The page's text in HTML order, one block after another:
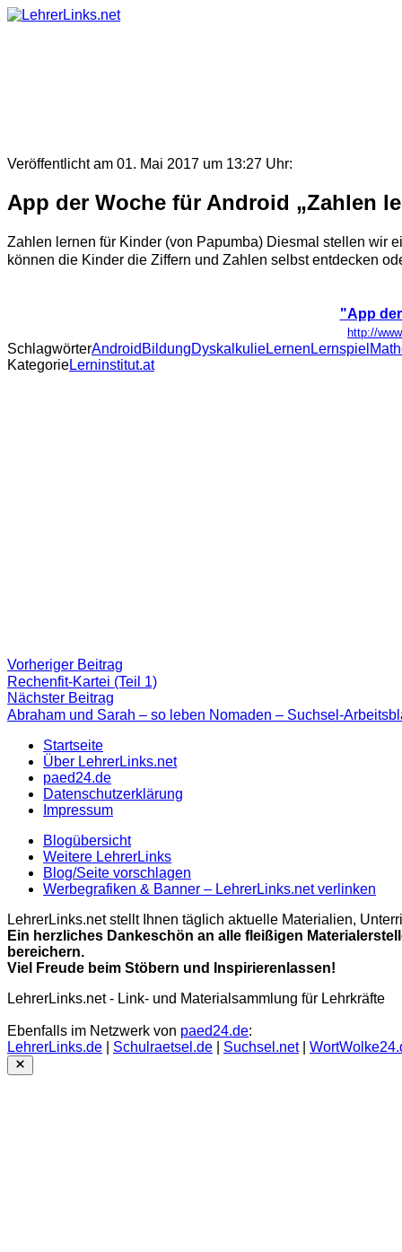
Skip
Veröffentlicht am 01. Mai 2017 um 13:27 Uhr:
App der Woche für Android „Zahlen
Zahlen lernen für Kinder (von Papumba) Diesmal stellen wir
können die Kinder die Ziffern und Zahlen selbst entdecken
"App
http://
SchlagwörterAndroid BildungDyskalkulieLernen Lernspiel
KategorieLerninstitut.at
Beitragsnavigation
Vorheriger Beitrag
Beitrag:
Rechenfit-Kartei (Teil 1)
Nächster Beitrag
Beitrag
Abraham und Sarah – so leben Nomaden – Suchsel-
Startseite
Über LehrerLinks.net
paed24.de
Datenschutzerklärung
Impressum
Blogübersicht
Weitere LehrerLinks
Blog/Seite vorschlagen
Werbegrafiken & Banner – LehrerLinks.net verlinken
LehrerLinks.net stellt Ihnen täglich aktuelle Materialien,
Ein herzliches Dankeschön an alle fleißigen
bereichern.
Viel Freude beim Stöbern und Inspirierenlassen!
LehrerLinks.net - Link- und Materialsammlung für Lehrkräfte
Ebenfalls im Netzwerk von paed24.de:
LehrerLinks.de
Schulraetsel.de Suchsel.net|
Close